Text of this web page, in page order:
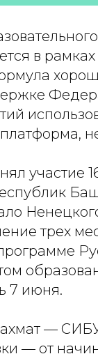
в
участие
трех
7 июня.
—
— от